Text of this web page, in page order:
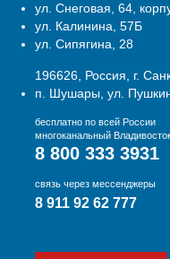
ул. Снеговая, 64,
ул. Калинина, 57Б
ул. Сипягина, 28
196626, Россия, г.
п. Шушары, ул.
бесплатно по всей России
многоканальный
8 800 333 3931
связь через мессенджеры
8 911 92 62 777